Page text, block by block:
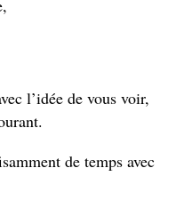
l’idée de vous voir,
de temps avec